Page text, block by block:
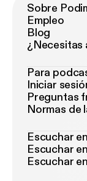
Sobre
Empleo
Blog
¿Necesitas
Para
Iniciar
Preguntas
Normas de
Escuchar
Escuchar
Escuchar